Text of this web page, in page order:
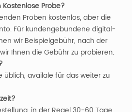
Kostenlose Probe?
Proben kostenlos, aber die
Für kundengebundene digital-
wir Beispielgebühr, nach der
Ihnen die Gebühr zu probieren.
üblich, availale für das weiter zu